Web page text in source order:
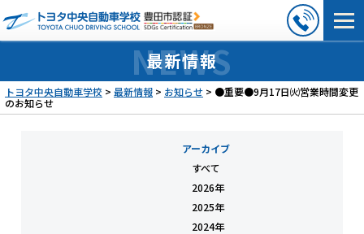
最新情報
トヨタ中央自動車学校 > 最新情報 > お知らせ > ●重要●9月17日㈫営業時間変更
のお知らせ
アーカイブ
すべて
2026年
2025年
2024年